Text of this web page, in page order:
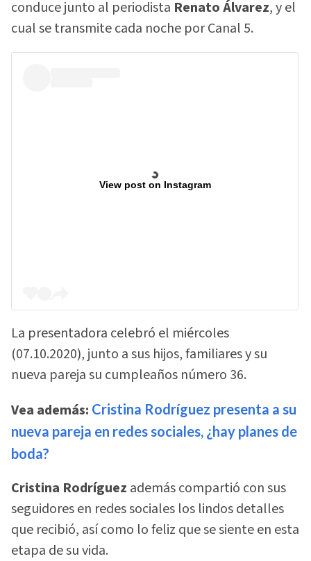
conduce junto al periodista Renato Álvarez, y el
cual se transmite cada noche por Canal 5.
View post on Instagram
La presentadora celebró el miércoles
(07.10.2020), junto a sus hijos, familiares y su
nueva pareja su cumpleaños número 36.
Vea además: Cristina Rodríguez presenta a su
nueva pareja en redes sociales, ¿hay planes de
boda?
Cristina Rodríguez además compartió con sus
seguidores en redes sociales los lindos detalles
que recibió, así como lo feliz que se siente en esta
etapa de su vida.